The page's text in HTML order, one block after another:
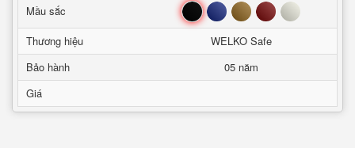
Mầu sắc
Đen Xanh Nâu Đỏ Trắng
Thương hiệu
WELKO Safe
Bảo hành
05 năm
Giá